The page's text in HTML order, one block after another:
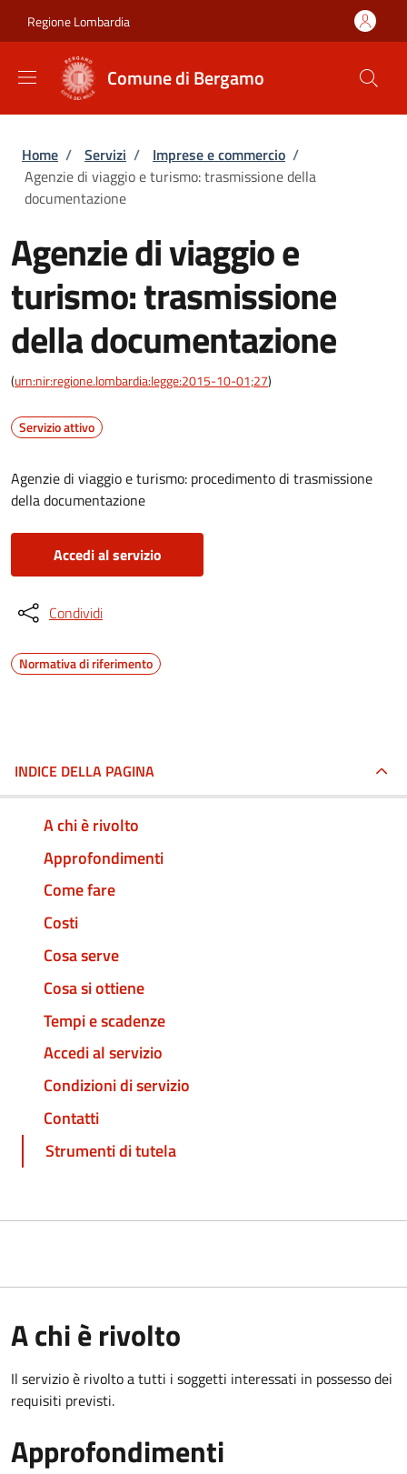
Regione Lombardia
Comune di Bergamo
Briciole di pane
Home / Servizi / Imprese e commercio /
Agenzie di viaggio e turismo: trasmissione della
documentazione
Agenzie di viaggio e
turismo: trasmissione
della documentazione
(urn:nir:regione.lombardia:legge:2015-10-01;27)
Servizio attivo
Agenzie di viaggio e turismo: procedimento di trasmissione
della documentazione
Accedi al servizio
Condividi
Normativa di riferimento
INDICE DELLA PAGINA
A chi è rivolto
Approfondimenti
Come fare
Costi
Cosa serve
Cosa si ottiene
Tempi e scadenze
Accedi al servizio
Condizioni di servizio
Contatti
Strumenti di tutela
A chi è rivolto
Il servizio è rivolto a tutti i soggetti interessati in possesso dei
requisiti previsti.
Approfondimenti